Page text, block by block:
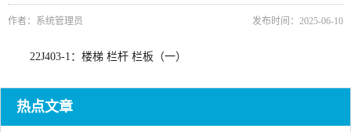
作者：系统管理员 发布时间：2025-06-10
22J403-1：楼梯 栏杆 栏板（一）
热点文章